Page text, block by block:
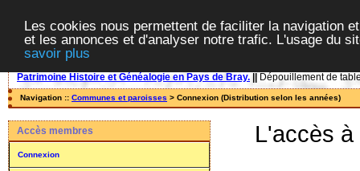
Les cookies nous permettent de faciliter la navigation
et les annonces et d'analyser notre trafic. L'usage du
savoir plus
Patrimoine Histoire et Généalogie en Pays de Bray. Dépouillement de
Navigation :: Communes et paroisses > Connexion (Distribution selon les années)
Accès membres
Connexion
L'accès